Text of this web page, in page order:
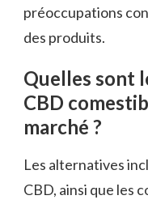
préoccupations
des produits.
Quelles sont
CBD
marché ?
Les alternatives
CBD, ainsi que les